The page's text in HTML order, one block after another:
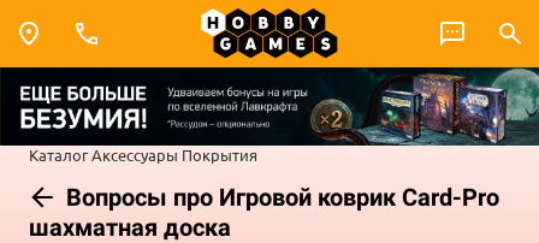
КаталогАксессуары Покрытия
Вопросы про Игровой коврик Card-Pro
шахматная доска